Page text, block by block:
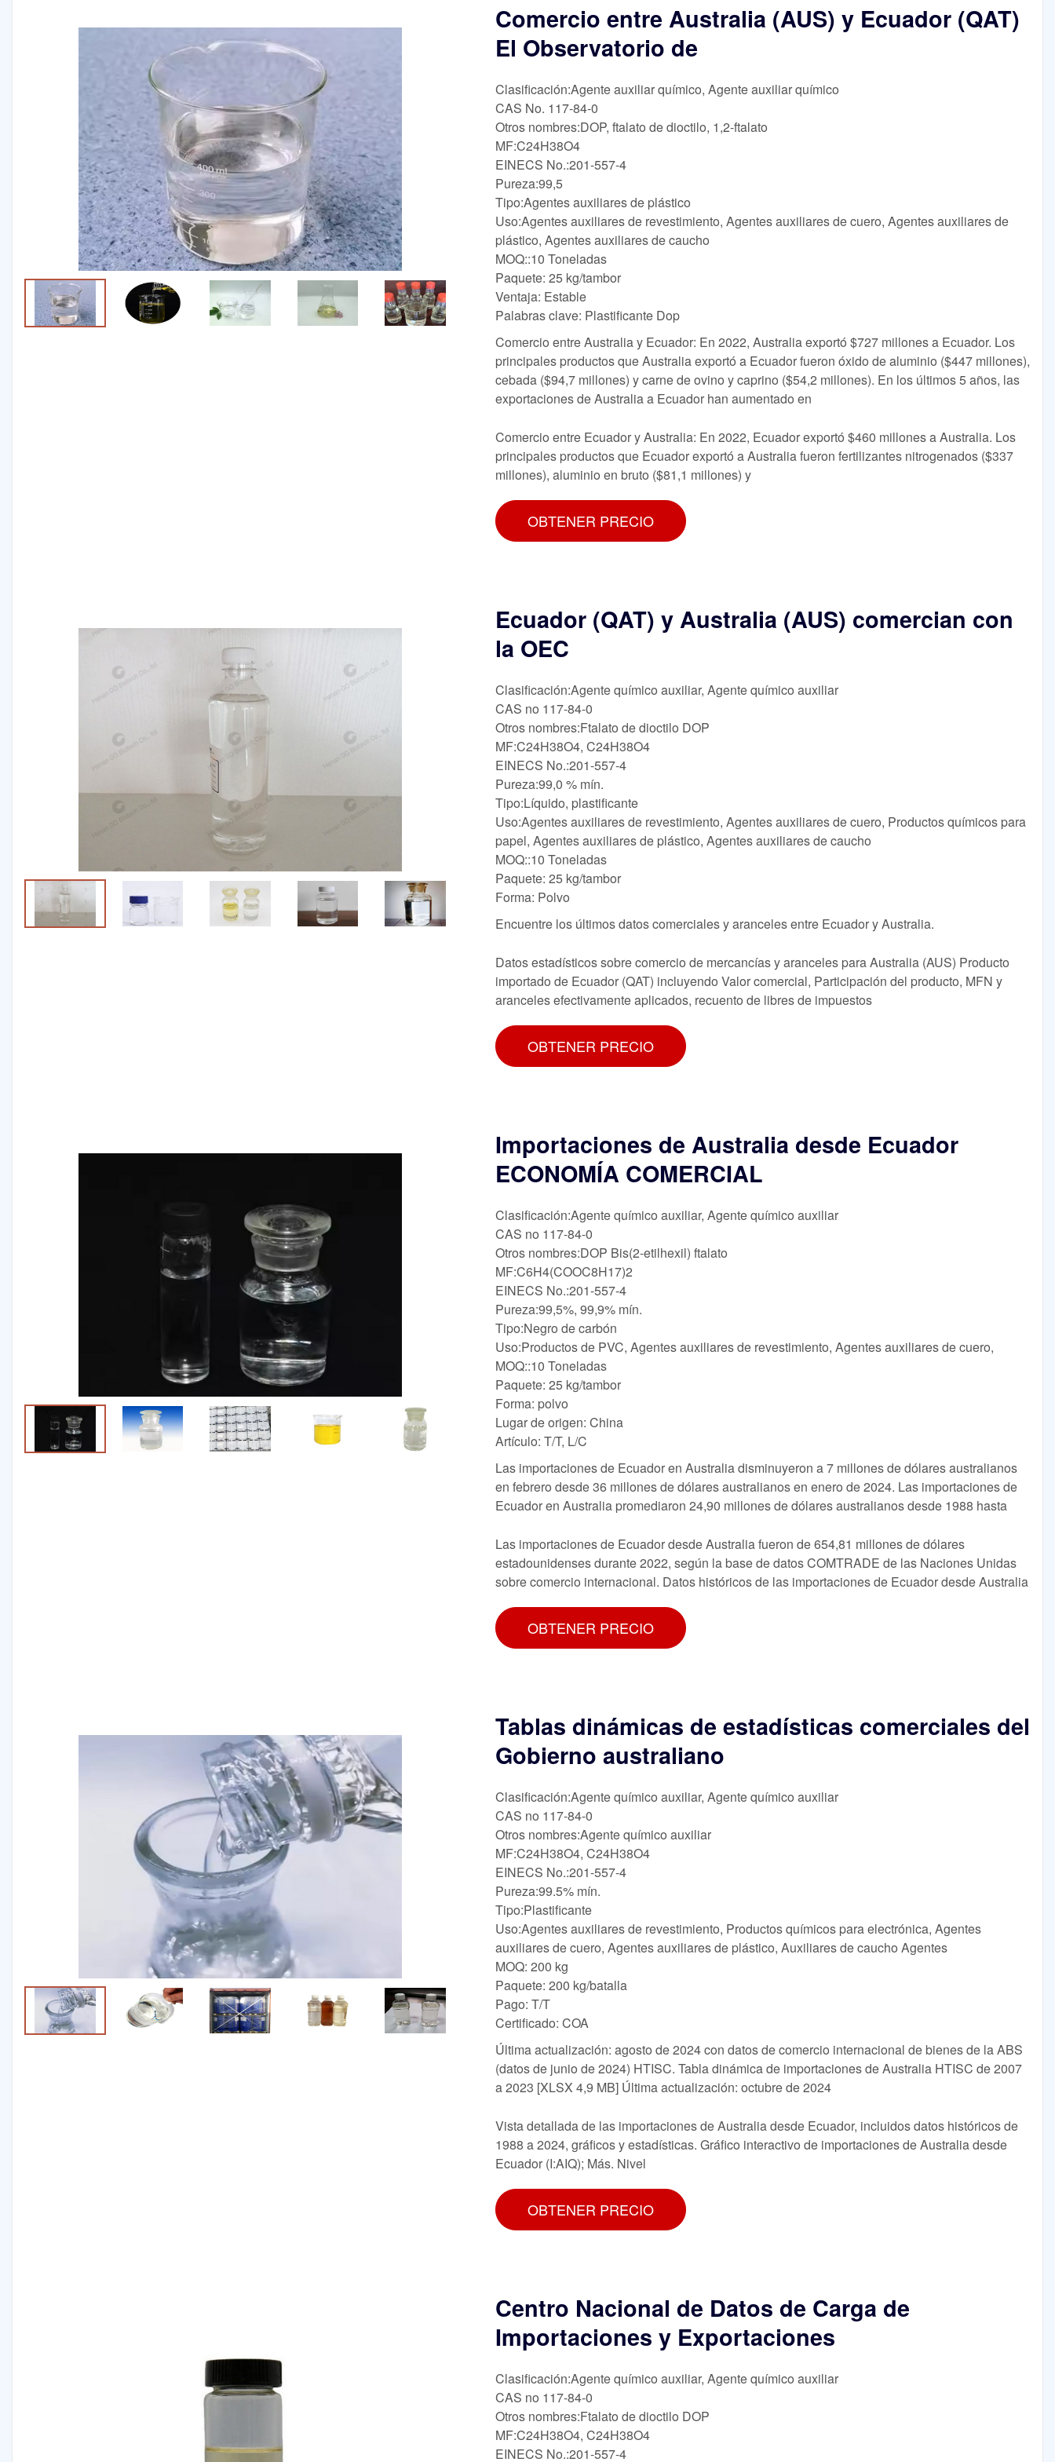
Comercio entre Australia (AUS) y Ecuador (QAT)
El Observatorio de
Clasificación:Agente auxiliar químico, Agente auxiliar químico
CAS No. 117-84-0
Otros nombres:DOP, ftalato de dioctilo, 1,2-ftalato
MF:C24H38O4
EINECS No.:201-557-4
Pureza:99,5
Tipo:Agentes auxiliares de plástico
Uso:Agentes auxiliares de revestimiento, Agentes auxiliares de cuero, Agentes auxiliares de
plástico, Agentes auxiliares de caucho
MOQ::10 Toneladas
Paquete: 25 kg/tambor
Ventaja: Estable
Palabras clave: Plastificante Dop
Comercio entre Australia y Ecuador: En 2022, Australia exportó $727 millones a Ecuador. Los
principales productos que Australia exportó a Ecuador fueron óxido de aluminio ($447 millones),
cebada ($94,7 millones) y carne de ovino y caprino ($54,2 millones). En los últimos 5 años, las
exportaciones de Australia a Ecuador han aumentado en
Comercio entre Ecuador y Australia: En 2022, Ecuador exportó $460 millones a Australia. Los
principales productos que Ecuador exportó a Australia fueron fertilizantes nitrogenados ($337
millones), aluminio en bruto ($81,1 millones) y
OBTENER PRECIO
Ecuador (QAT) y Australia (AUS) comercian con
la OEC
Clasificación:Agente químico auxiliar, Agente químico auxiliar
CAS no 117-84-0
Otros nombres:Ftalato de dioctilo DOP
MF:C24H38O4, C24H38O4
EINECS No.:201-557-4
Pureza:99,0 % mín.
Tipo:Líquido, plastificante
Uso:Agentes auxiliares de revestimiento, Agentes auxiliares de cuero, Productos químicos para
papel, Agentes auxiliares de plástico, Agentes auxiliares de caucho
MOQ::10 Toneladas
Paquete: 25 kg/tambor
Forma: Polvo
Encuentre los últimos datos comerciales y aranceles entre Ecuador y Australia.
Datos estadísticos sobre comercio de mercancías y aranceles para Australia (AUS) Producto
importado de Ecuador (QAT) incluyendo Valor comercial, Participación del producto, MFN y
aranceles efectivamente aplicados, recuento de libres de impuestos
OBTENER PRECIO
Importaciones de Australia desde Ecuador
ECONOMÍA COMERCIAL
Clasificación:Agente químico auxiliar, Agente químico auxiliar
CAS no 117-84-0
Otros nombres:DOP Bis(2-etilhexil) ftalato
MF:C6H4(COOC8H17)2
EINECS No.:201-557-4
Pureza:99,5%, 99,9% mín.
Tipo:Negro de carbón
Uso:Productos de PVC, Agentes auxiliares de revestimiento, Agentes auxiliares de cuero,
MOQ::10 Toneladas
Paquete: 25 kg/tambor
Forma: polvo
Lugar de origen: China
Artículo: T/T, L/C
Las importaciones de Ecuador en Australia disminuyeron a 7 millones de dólares australianos
en febrero desde 36 millones de dólares australianos en enero de 2024. Las importaciones de
Ecuador en Australia promediaron 24,90 millones de dólares australianos desde 1988 hasta
Las importaciones de Ecuador desde Australia fueron de 654,81 millones de dólares
estadounidenses durante 2022, según la base de datos COMTRADE de las Naciones Unidas
sobre comercio internacional. Datos históricos de las importaciones de Ecuador desde Australia
OBTENER PRECIO
Tablas dinámicas de estadísticas comerciales del
Gobierno australiano
Clasificación:Agente químico auxiliar, Agente químico auxiliar
CAS no 117-84-0
Otros nombres:Agente químico auxiliar
MF:C24H38O4, C24H38O4
EINECS No.:201-557-4
Pureza:99.5% mín.
Tipo:Plastificante
Uso:Agentes auxiliares de revestimiento, Productos químicos para electrónica, Agentes
auxiliares de cuero, Agentes auxiliares de plástico, Auxiliares de caucho Agentes
MOQ: 200 kg
Paquete: 200 kg/batalla
Pago: T/T
Certificado: COA
Última actualización: agosto de 2024 con datos de comercio internacional de bienes de la ABS
(datos de junio de 2024) HTISC. Tabla dinámica de importaciones de Australia HTISC de 2007
a 2023 [XLSX 4,9 MB] Última actualización: octubre de 2024
Vista detallada de las importaciones de Australia desde Ecuador, incluidos datos históricos de
1988 a 2024, gráficos y estadísticas. Gráfico interactivo de importaciones de Australia desde
Ecuador (I:AIQ); Más. Nivel
OBTENER PRECIO
Centro Nacional de Datos de Carga de
Importaciones y Exportaciones
Clasificación:Agente químico auxiliar, Agente químico auxiliar
CAS no 117-84-0
Otros nombres:Ftalato de dioctilo DOP
MF:C24H38O4, C24H38O4
EINECS No.:201-557-4